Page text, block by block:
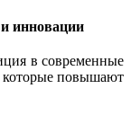
инновации
в современные
которые повышают